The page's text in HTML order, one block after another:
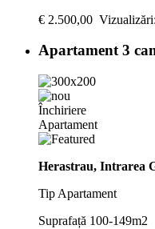
€ 2.500,00
Apartament 3
Închiriere
Apartament
Herastrau, Intrarea
Tip Apartament
Suprafață 100-149m2